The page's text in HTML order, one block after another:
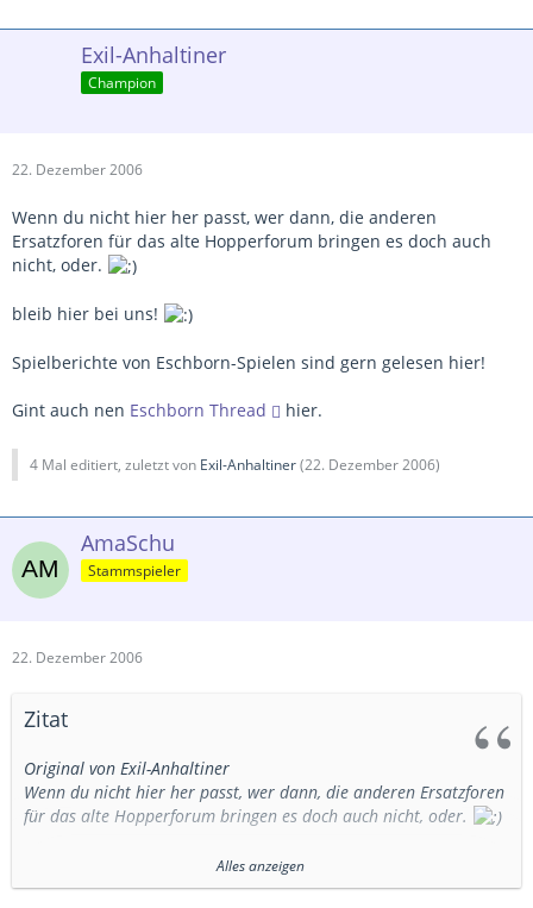
Exil-Anhaltiner
Champion
22. Dezember 2006
Wenn du nicht hier her passt, wer dann, die anderen
Ersatzforen für das alte Hopperforum bringen es doch auch
nicht, oder.
bleib hier bei uns!
Spielberichte von Eschborn-Spielen sind gern gelesen hier!
Gint auch nen Eschborn Thread hier.
4 Mal editiert, zuletzt von Exil-Anhaltiner(22. Dezember 2006)
AmaSchu
Stammspieler
22. Dezember 2006
Zitat
Original von Exil-Anhaltiner
Wenn du nicht hier her passt, wer dann, die anderen Ersatzforen
für das alte Hopperforum bringen es doch auch nicht, oder.
Alles anzeigen